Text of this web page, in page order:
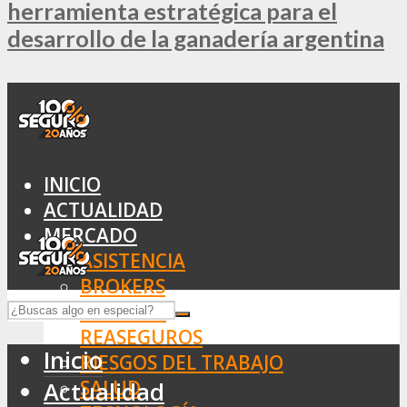
herramienta estratégica para el
desarrollo de la ganadería argentina
INICIO
ACTUALIDAD
MERCADO
ASISTENCIA
BROKERS
SEGUROS
REASEGUROS
RIESGOS DEL TRABAJO
SALUD
Inicio
Actualidad